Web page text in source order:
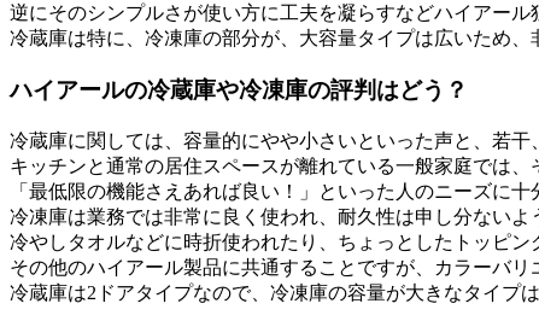
逆にそのシンプルさが使い方に工夫を凝らすなどハイアール
冷蔵庫は特に、冷凍庫の部分が、大容量タイプは広いため、
ハイアールの冷蔵庫や冷凍庫の評判はどう？
冷蔵庫に関しては、容量的にやや小さいといった声と、若
キッチンと通常の居住スペースが離れている一般家庭では
「最低限の機能さえあれば良い！」といった人のニーズに
冷凍庫は業務では非常に良く使われ、耐久性は申し分ないよ
冷やしタオルなどに時折使われたり、ちょっとしたトッピ
その他のハイアール製品に共通することですが、カラーバ
冷蔵庫は2ドアタイプなので、冷凍庫の容量が大きなタイプ